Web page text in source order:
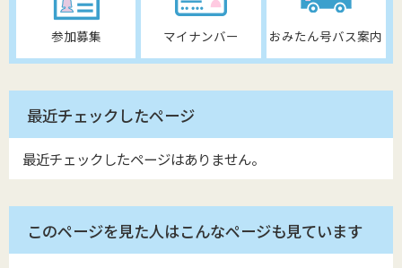
参加募集 マイナンバー おみたん号バス案内
最近チェックしたページ
最近チェックしたページはありません。
このページを見た人はこんなページも見ています